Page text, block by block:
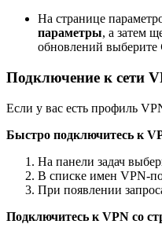
На странице
параметры, а затем
обновлений выберите
Подключение к сети
Если у вас есть профиль
Быстро подключитесь к
На панели задач
В списке имен VPN-
При появлении
Подключитесь к VPN со